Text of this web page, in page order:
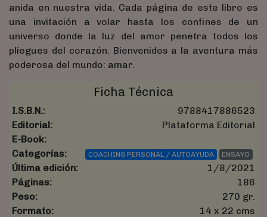
anida en nuestra vida. Cada página de este libro es
una invitación a volar hasta los confines de un
universo donde la luz del amor penetra todos los
pliegues del corazón. Bienvenidos a la aventura más
poderosa del mundo: amar.
Ficha Técnica
I.S.B.N.:
9788417886523
Editorial:
Plataforma Editorial
E-Book:
Categorías:
COACHING PERSONAL / AUTOAYUDA ENSAYO
Última edición:
1/8/2021
Páginas:
186
Peso:
270 gr.
Formato:
14 x 22 cms